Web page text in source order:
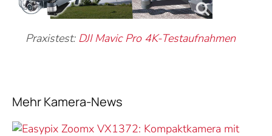
Praxistest: DJI Mavic Pro 4K-Testaufnahmen
Mehr Kamera-News